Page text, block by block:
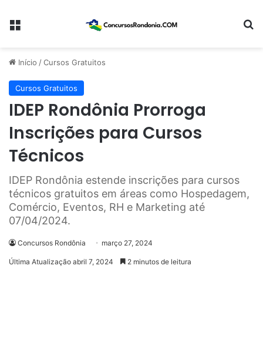
Menu
Início /Cursos Gratuitos
Cursos Gratuitos
IDEP Rondônia Prorroga
Inscrições para Cursos
Técnicos
IDEP Rondônia estende inscrições para cursos
técnicos gratuitos em áreas como Hospedagem,
Comércio, Eventos, RH e Marketing até
07/04/2024.
Concursos Rondônia março 27, 2024
Última Atualização abril 7, 2024 2 minutos de leitura